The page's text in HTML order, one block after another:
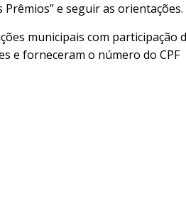
e seguir as orientações.
municipais com participação
e forneceram o número do CPF